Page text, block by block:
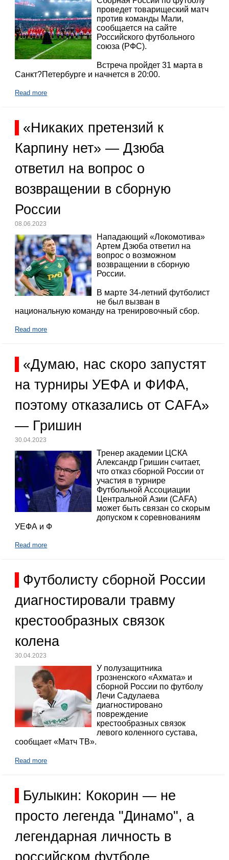
проведет товарищеский матч
против команды Мали,
сообщается на сайте
Российского футбольного
союза (РФС).
Встреча пройдет 31 марта в
Санкт?Петербурге и начнется в 20:00.
Read more
«Никаких претензий к
Карпину нет» — Дзюба
ответил на вопрос о
возвращении в сборную
России
08.06.2023
Нападающий «Локомотива»
Артем Дзюба ответил на
вопрос о возможном
возвращении в сборную
России.
В марте 34-летний футболист
не был вызван в
национальную команду на тренировочный сбор.
Read more
«Думаю, нас скоро запустят
на турниры УЕФА и ФИФА,
поэтому отказались от CAFA»
— Гришин
30.04.2023
Тренер академии ЦСКА
Александр Гришин считает,
что отказ сборной России от
участия в турнире
Футбольной Ассоциации
Центральной Азии (CAFA)
может быть связан со скорым
допуском к соревнованиям
УЕФА и Ф
Read more
Футболисту сборной России
диагностировали травму
крестообразных связок
колена
30.04.2023
У полузащитника
грозненского «Ахмата» и
сборной России по футболу
Лечи Садулаева
диагностировано
повреждение
крестообразных связок
левого коленного сустава,
сообщает «Матч ТВ».
Read more
Булыкин: Кокорин — не
просто легенда "Динамо", а
легендарная личность в
российском футболе